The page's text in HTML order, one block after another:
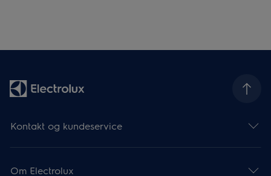
Kontakt og kundeservice
Om Electrolux